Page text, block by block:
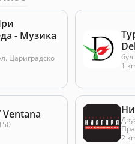
- Музика
Цариградско
1
2